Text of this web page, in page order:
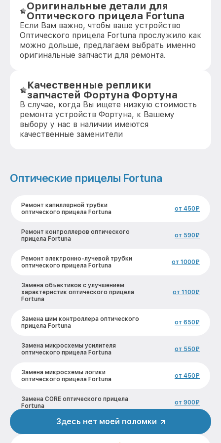
Оригинальные детали для
Оптического прицела Fortuna
Если Вам важно, чтобы ваше устройство
Оптического прицела Fortuna прослужило как
можно дольше, предлагаем выбрать именно
оригинальные запчасти для ремонта.
Качественные реплики
запчастей Фортуна Фортуна
В случае, когда Вы ищете низкую стоимость
ремонта устройств Фортуна, к Вашему
выбору у нас в наличии имеются
качественные заменители
Оптические прицелы Fortuna
Ремонт капиллярной трубки
оптического прицела Fortuna
от 450₽
Ремонт контроллеров оптического
прицела Fortuna
от 590₽
Ремонт электронно-лучевой трубки
оптического прицела Fortuna
от 1000₽
Замена объективов с улучшением
характеристик оптического прицела
Fortuna
от 1100₽
Замена шим контроллера оптического
прицела Fortuna
от 650₽
Замена микросхемы усилителя
оптического прицела Fortuna
от 550₽
Замена микросхемы логики
оптического прицела Fortuna
от 450₽
Замена CORE оптического прицела
Fortuna
от 900₽
Ремонт встроенного дальнометра и
других устройств оптического прицела
от 750₽
Здесь нет моей поломки